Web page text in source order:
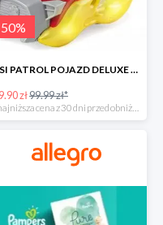
50%
PSI PATROL POJAZD DELUXE FIGURKA MARSHALL MIGHTY -50%
zł99.99 zł*